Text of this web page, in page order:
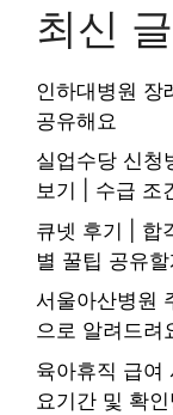
최신 글
인하대병원 장
공유해요
실업수당 신청
보기 | 수급 조
큐넷 후기 | 합
별 꿀팁 공유
서울아산병원
으로 알려드려
육아휴직 급여
요기간 및 확